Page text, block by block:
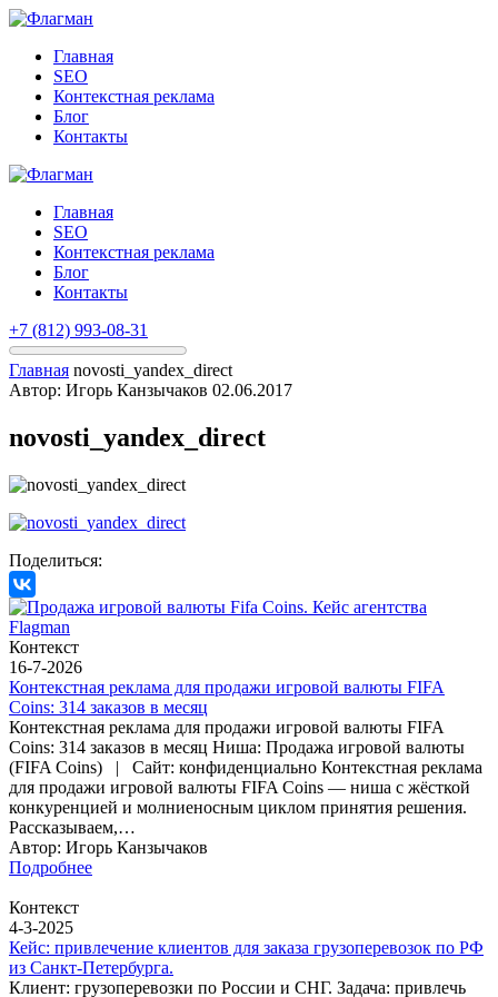
Главная
SEO
Контекстная реклама
Блог
Контакты
Главная
SEO
Контекстная реклама
Блог
Контакты
+7 (812) 993-08-31
Главная novosti_yandex_direct
Автор: Игорь Канзычаков 02.06.2017
novosti_yandex_direct
Поделиться:
Контекст
16-7-2026
Контекстная реклама для продажи игровой валюты FIFA
Coins: 314 заказов в месяц
Контекстная реклама для продажи игровой валюты FIFA
Coins: 314 заказов в месяц Ниша: Продажа игровой валюты
(FIFA Coins) | Сайт: конфиденциально Контекстная реклама
для продажи игровой валюты FIFA Coins — ниша с жёсткой
конкуренцией и молниеносным циклом принятия решения.
Рассказываем,…
Автор: Игорь Канзычаков
Подробнее
Контекст
4-3-2025
Кейс: привлечение клиентов для заказа грузоперевозок по РФ
из Санкт-Петербурга.
Клиент: грузоперевозки по России и СНГ. Задача: привлечь